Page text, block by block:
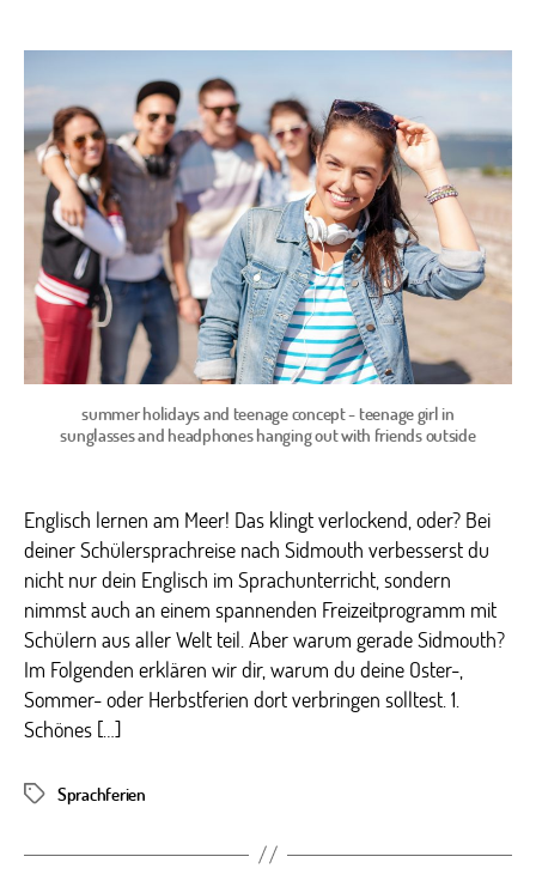
für
nach
summer holidays and teenage concept - teenage girl in
sunglasses and headphones hanging out with friends outside
Englisch lernen am Meer! Das klingt verlockend, oder? Bei
deiner Schülersprachreise nach Sidmouth verbesserst du
nicht nur dein Englisch im Sprachunterricht, sondern
nimmst auch an einem spannenden Freizeitprogramm mit
Schülern aus aller Welt teil. Aber warum gerade Sidmouth?
Im Folgenden erklären wir dir, warum du deine Oster-,
Sommer- oder Herbstferien dort verbringen solltest. 1.
Schönes […]
Schlagwörter
Sprachferien